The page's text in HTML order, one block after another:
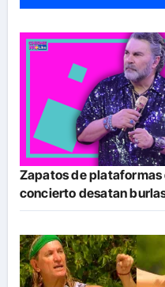
Zapatos de plataformas
concierto desatan